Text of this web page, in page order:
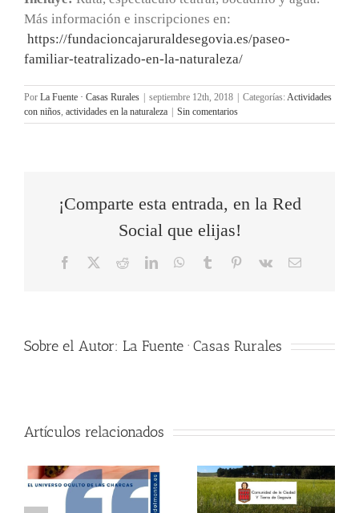
Más información e inscripciones en:
https://fundacioncajaruraldesegovia.es/paseo-
familiar-teatralizado-en-la-naturaleza/
Por La Fuente · Casas Rurales septiembre 12th, 2018 Categorías:Actividades
con niños, actividades en la naturaleza Sin comentarios
¡Comparte esta entrada, en la Red
Social que elijas!
Facebook RedditLinkedInWhatsApp
Tumblr Pinterest
Vk
Correo
Sobre el Autor: La Fuente · Casas Rurales
Artículos relacionados